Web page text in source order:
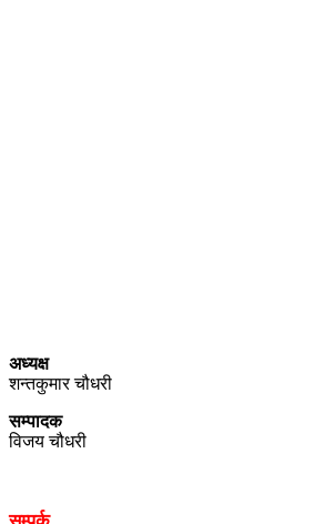
अध्यक्ष
शन्तकुमार चौधरी
सम्पादक
विजय चौधरी